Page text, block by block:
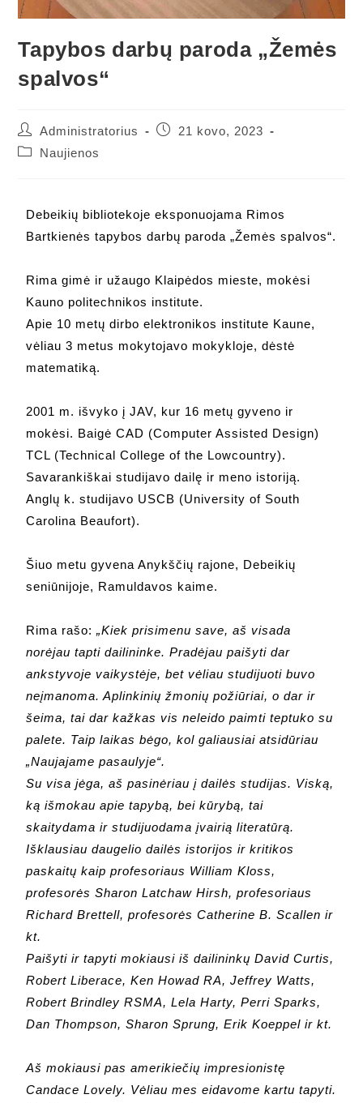
Tapybos darbų paroda „Žemės
spalvos“
Administratorius
21 kovo, 2023
Naujienos
Debeikių bibliotekoje eksponuojama Rimos
Bartkienės tapybos darbų paroda „Žemės spalvos“.
Rima gimė ir užaugo Klaipėdos mieste, mokėsi
Kauno politechnikos institute.
Apie 10 metų dirbo elektronikos institute Kaune,
vėliau 3 metus mokytojavo mokykloje, dėstė
matematiką.
2001 m. išvyko į JAV, kur 16 metų gyveno ir
mokėsi. Baigė CAD (Computer Assisted Design)
TCL (Technical College of the Lowcountry).
Savarankiškai studijavo dailę ir meno istoriją.
Anglų k. studijavo USCB (University of South
Carolina Beaufort).
Šiuo metu gyvena Anykščių rajone, Debeikių
seniūnijoje, Ramuldavos kaime.
Rima rašo: „Kiek prisimenu save, aš visada
norėjau tapti dailininke. Pradėjau paišyti dar
ankstyvoje vaikystėje, bet vėliau studijuoti buvo
neįmanoma. Aplinkinių žmonių požiūriai, o dar ir
šeima, tai dar kažkas vis neleido paimti teptuko su
palete. Taip laikas bėgo, kol galiausiai atsidūriau
„Naujajame pasaulyje“.
Su visa jėga, aš pasinėriau į dailės studijas. Viską,
ką išmokau apie tapybą, bei kūrybą, tai
skaitydama ir studijuodama įvairią literatūrą.
Išklausiau daugelio dailės istorijos ir kritikos
paskaitų kaip profesoriaus William Kloss,
profesorės Sharon Latchaw Hirsh, profesoriaus
Richard Brettell, profesorės Catherine B. Scallen ir
kt.
Paišyti ir tapyti mokiausi iš dailininkų David Curtis,
Robert Liberace, Ken Howad RA, Jeffrey Watts,
Robert Brindley RSMA, Lela Harty, Perri Sparks,
Dan Thompson, Sharon Sprung, Erik Koeppel ir kt.
Aš mokiausi pas amerikiečių impresionistę
Candace Lovely. Vėliau mes eidavome kartu tapyti.